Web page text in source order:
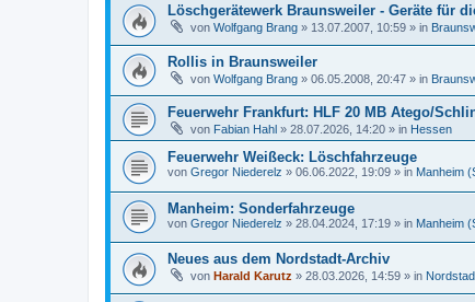
Löschgerätewerk Braunsweiler - Geräte für
von Wolfgang Brang » 13.07.2007, 10:59 » in
Rollis in Braunsweiler
von Wolfgang Brang » 06.05.2008, 20:47 » in
Feuerwehr Frankfurt: HLF 20 MB Atego/
von Fabian Hahl » 28.07.2026, 14:20 » in Hessen
Feuerwehr Weißeck: Löschfahrzeuge
von Gregor Niederelz » 06.06.2022, 19:09 » in Manheim
Manheim: Sonderfahrzeuge
von Gregor Niederelz » 28.04.2024, 17:19 » in Manheim
Neues aus dem Nordstadt-Archiv
von Harald Karutz » 28.03.2026, 14:59 » in